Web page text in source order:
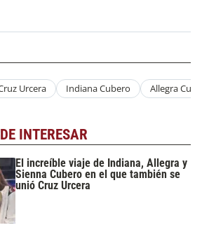
Urcera Indiana Cubero Allegra
INTERESAR
El increíble viaje de Indiana, Allegra y
Sienna Cubero en el que también se
unió Cruz Urcera